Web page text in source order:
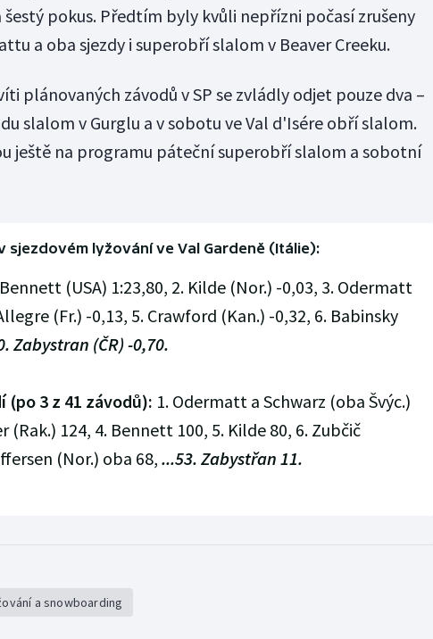
pokus. Předtím byly kvůli nepřízni počasí zrušeny
a oba sjezdy i superobří slalom v Beaver Creeku.
plánovaných závodů v SP se zvládly odjet pouze dva –
slalom v Gurglu a v sobotu ve Val d'Isére obří slalom.
ještě na programu páteční superobří slalom a sobotní
sjezdovém lyžování ve Val Gardeně (Itálie):
(USA) 1:23,80, 2. Kilde (Nor.) -0,03, 3. Odermatt
(Fr.) -0,13, 5. Crawford (Kan.) -0,32, 6. Babinsky
Zabystran (ČR) -0,70.
(po 3 z 41 závodů): 1. Odermatt a Schwarz (oba Švýc.)
(Rak.) 124, 4. Bennett 100, 5. Kilde 80, 6. Zubčič
(Nor.) oba 68,...53. Zabystřan 11.
a snowboarding